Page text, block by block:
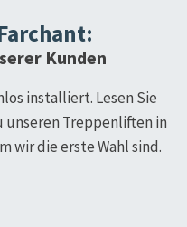
:
Kunden
installiert. Lesen Sie
Treppenliften in
wir die erste Wahl sind.